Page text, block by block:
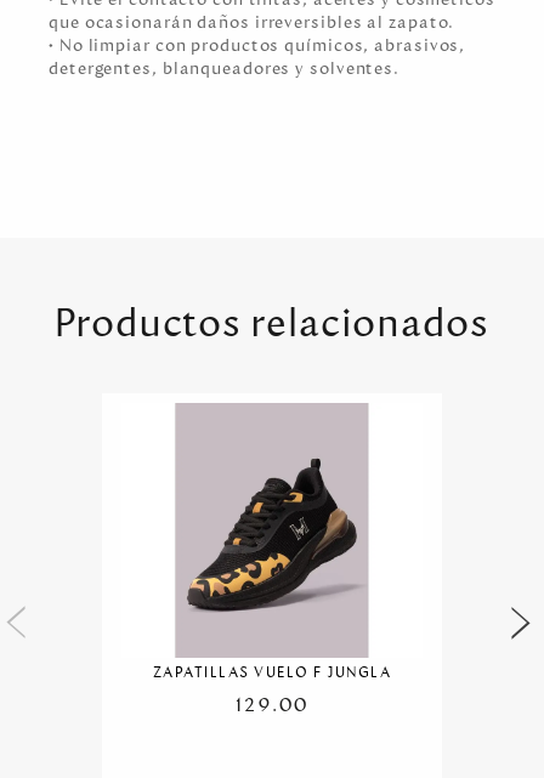
que ocasionarán daños irreversibles al zapato.
• No limpiar con productos químicos, abrasivos,
detergentes, blanqueadores y solventes.
Productos relacionados
ZAPATILLAS VUELO F JUNGLA
129.00